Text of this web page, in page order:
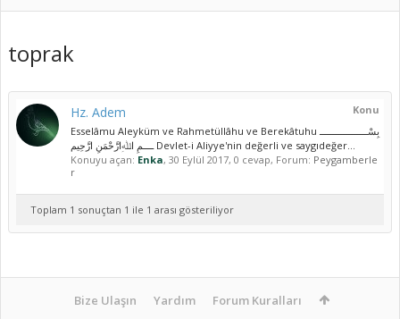
toprak
Konu
Hz. Adem
Esselâmu Aleyküm ve Rahmetüllâhu ve Berekâtuhu بِسْــــــــــــــــــ
ــــمِ اﷲِارَّحْمَنِ ارَّحِيم Devlet-i Aliyye'nin değerli ve saygıdeğer...
Konuyu açan: Enka, 30 Eylül 2017, 0 cevap, Forum: Peygamberle
r
Toplam 1 sonuçtan 1 ile 1 arası gösteriliyor
Bize Ulaşın Yardım Forum Kuralları